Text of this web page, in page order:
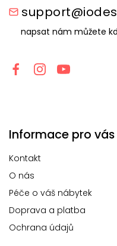
napsat nám můžete
Informace pro vás
Kontakt
O nás
Péče o váš nábytek
Doprava a platba
Ochrana údajů